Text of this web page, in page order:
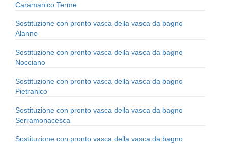
Caramanico Terme
Sostituzione con pronto vasca della vasca da bagno
Alanno
Sostituzione con pronto vasca della vasca da bagno
Nocciano
Sostituzione con pronto vasca della vasca da bagno
Pietranico
Sostituzione con pronto vasca della vasca da bagno
Serramonacesca
Sostituzione con pronto vasca della vasca da bagno